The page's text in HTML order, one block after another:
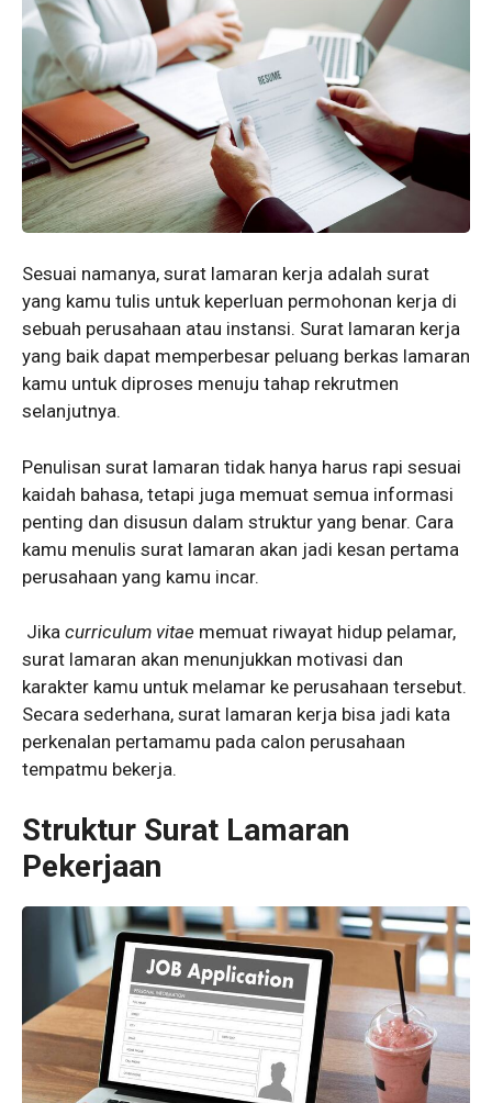
Sesuai namanya, surat lamaran kerja adalah surat
yang kamu tulis untuk keperluan permohonan kerja di
sebuah perusahaan atau instansi. Surat lamaran kerja
yang baik dapat memperbesar peluang berkas lamaran
kamu untuk diproses menuju tahap rekrutmen
selanjutnya.
Penulisan surat lamaran tidak hanya harus rapi sesuai
kaidah bahasa, tetapi juga memuat semua informasi
penting dan disusun dalam struktur yang benar. Cara
kamu menulis surat lamaran akan jadi kesan pertama
perusahaan yang kamu incar.
Jika curriculum vitae memuat riwayat hidup pelamar,
surat lamaran akan menunjukkan motivasi dan
karakter kamu untuk melamar ke perusahaan tersebut.
Secara sederhana, surat lamaran kerja bisa jadi kata
perkenalan pertamamu pada calon perusahaan
tempatmu bekerja.
Struktur Surat Lamaran
Pekerjaan